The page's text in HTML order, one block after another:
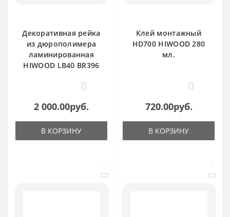
Декоративная рейка
из дюрополимера
ламинированная
HIWOOD LB40 BR396
0
2 000.00руб.
В КОРЗИНУ
Клей монтажный
HD700 HIWOOD 280
мл.
0
720.00руб.
В КОРЗИНУ